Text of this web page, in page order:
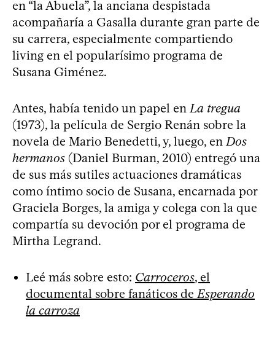
en “la Abuela”, la anciana despistada
acompañaría a Gasalla durante gran parte de
su carrera, especialmente compartiendo
living en el popularísimo programa de
Susana Giménez.
Antes, había tenido un papel en La tregua
(1973), la película de Sergio Renán sobre la
novela de Mario Benedetti, y, luego, en Dos
hermanos (Daniel Burman, 2010) entregó una
de sus más sutiles actuaciones dramáticas
como íntimo socio de Susana, encarnada por
Graciela Borges, la amiga y colega con la que
compartía su devoción por el programa de
Mirtha Legrand.
Leé más sobre esto: Carroceros, el
documental sobre fanáticos de Esperando
la carroza